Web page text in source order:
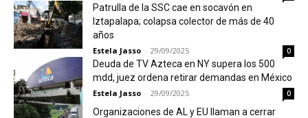
Patrulla de la SSC cae en socavón en
Iztapalapa; colapsa colector de más de 40
años
Estela Jasso - 29/09/2025 0
Deuda de TV Azteca en NY supera los 500
mdd, juez ordena retirar demandas en México
Estela Jasso - 29/09/2025 0
Organizaciones de AL y EU llaman a cerrar